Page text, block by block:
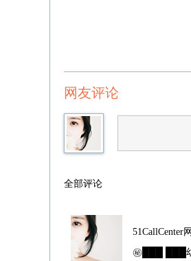
网友评论
全部评论
51CallCenter
㊙️███ ███幼